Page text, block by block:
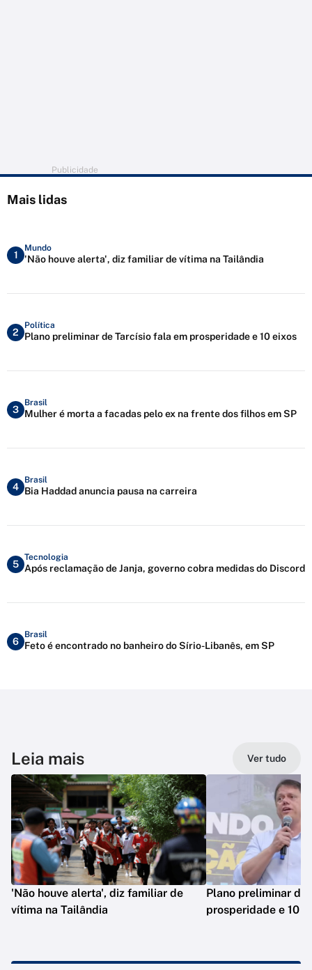
Publicidade
Mais lidas
1
Mundo
'Não houve alerta', diz familiar de vítima na Tailândia
2
Política
Plano preliminar de Tarcísio fala em prosperidade e 10 eixos
3
Brasil
Mulher é morta a facadas pelo ex na frente dos filhos em SP
4
Brasil
Bia Haddad anuncia pausa na carreira
5
Tecnologia
Após reclamação de Janja, governo cobra medidas do Discord
6
Brasil
Feto é encontrado no banheiro do Sírio-Libanês, em SP
Leia mais Ver tudo
'Não houve alerta', diz familiar de
vítima na Tailândia
Plano preliminar de
prosperidade e 10